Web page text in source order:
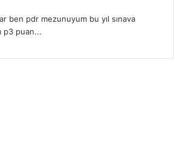
ben pdr mezunuyum bu yıl sınava
p3 puan...